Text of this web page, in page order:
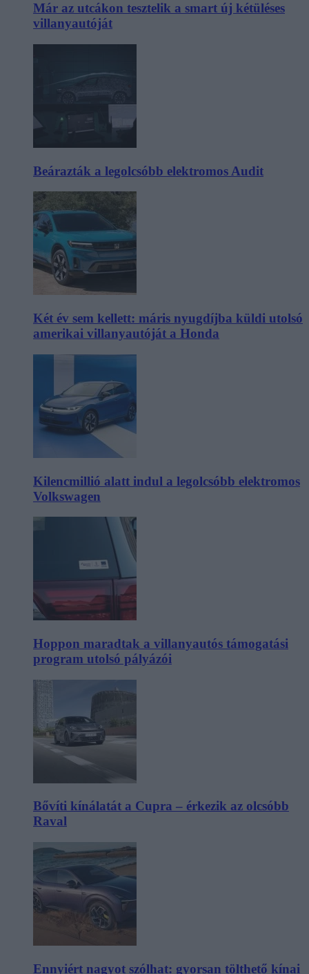
Már az utcákon tesztelik a smart új kétüléses
villanyautóját
Beárazták a legolcsóbb elektromos Audit
Két év sem kellett: máris nyugdíjba küldi utolsó
amerikai villanyautóját a Honda
Kilencmillió alatt indul a legolcsóbb elektromos
Volkswagen
Hoppon maradtak a villanyautós támogatási
program utolsó pályázói
Bővíti kínálatát a Cupra – érkezik az olcsóbb
Raval
Ennyiért nagyot szólhat: gyorsan tölthető kínai